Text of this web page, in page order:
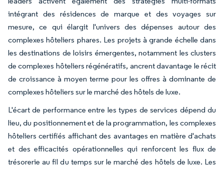
intégrant des résidences de marque et des voyages sur
mesure, ce qui élargit l'univers des dépenses autour des
complexes hôteliers phares. Les projets à grande échelle dans
les destinations de loisirs émergentes, notamment les clusters
de complexes hôteliers régénératifs, ancrent davantage le récit
de croissance à moyen terme pour les offres à dominante de
complexes hôteliers sur le marché des hôtels de luxe.
L'écart de performance entre les types de services dépend du
lieu, du positionnement et de la programmation, les complexes
hôteliers certifiés affichant des avantages en matière d'achats
et des efficacités opérationnelles qui renforcent les flux de
trésorerie au fil du temps sur le marché des hôtels de luxe. Les